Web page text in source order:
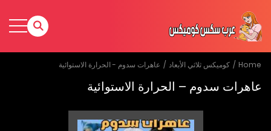
Home كوميكس ثلاثي الأبعاد عاهرات سدوم - الحرارة الاستوائية
عاهرات سدوم – الحرارة الاستوائية